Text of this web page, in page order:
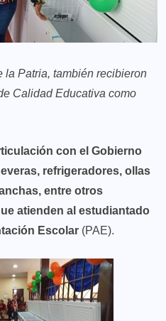
la Patria, también recibieron
Calidad Educativa como
con el Gobierno
refrigeradores, ollas
entre otros
atienden al estudiantado
Escolar (PAE).